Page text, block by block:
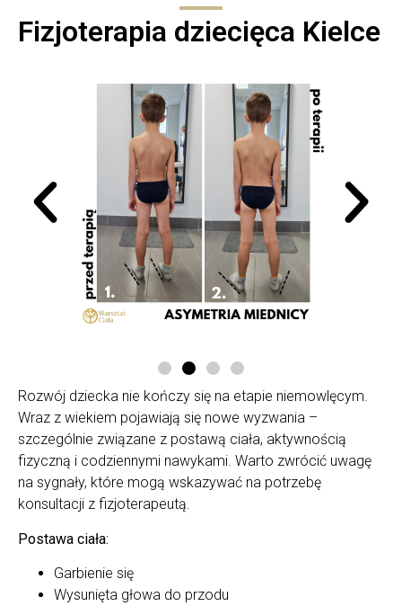
Fizjoterapia dziecięca Kielce
Rozwój dziecka nie kończy się na etapie niemowlęcym.
Wraz z wiekiem pojawiają się nowe wyzwania –
szczególnie związane z postawą ciała, aktywnością
fizyczną i codziennymi nawykami. Warto zwrócić uwagę
na sygnały, które mogą wskazywać na potrzebę
konsultacji z fizjoterapeutą.
Postawa ciała:
Garbienie się
Wysunięta głowa do przodu